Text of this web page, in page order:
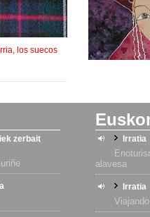
los suecos
zerbait
Irratia
alavesa
Irratia